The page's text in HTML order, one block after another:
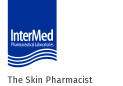
The Skin Pharmacist